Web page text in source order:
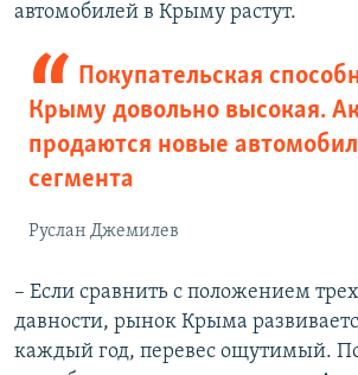
автомобилей в Крыму растут.
Покупательская
Крыму довольно высокая.
продаются новые
сегмента
Руслан Джемилев
– Если сравнить с положением
давности, рынок Крыма
каждый год, перевес ощутимый.